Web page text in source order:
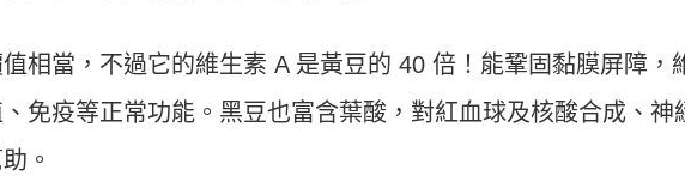
相當，不過它的維生素 A 是黃豆的 40 倍！能鞏固黏膜屏障，
免疫等正常功能。黑豆也富含葉酸，對紅血球及核酸合成、神
。